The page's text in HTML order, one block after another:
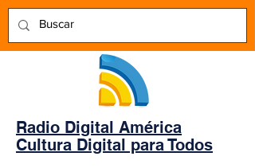
Radio Digital América
Cultura Digital para Todos